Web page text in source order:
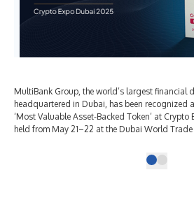
MultiBank Group, the world’s largest financial
headquartered in Dubai, has been recognized
‘Most Valuable Asset-Backed Token’ at Crypto
held from May 21–22 at the Dubai World Trade